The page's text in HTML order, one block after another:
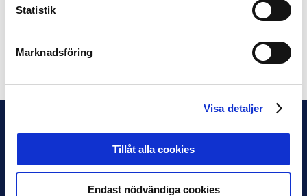
Statistik
Marknadsföring
Visa detaljer
Tillåt alla cookies
Endast nödvändiga cookies
2023/2024: 1.875 (BK Häcken till gruppspel i Europa
Dela på Facebook Dela på Twitter